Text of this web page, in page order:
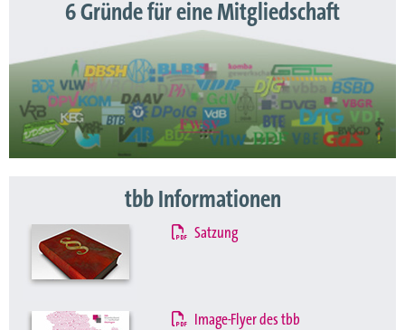
6 Gründe für eine Mitgliedschaft
tbb Informationen
Satzung
Image-Flyer des tbb